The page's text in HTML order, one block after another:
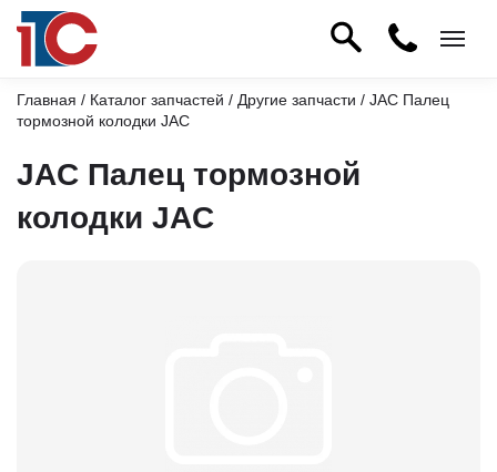
Главная / Каталог запчастей / Другие запчасти / JAC Палец
тормозной колодки JAC
JAC Палец тормозной
колодки JAC